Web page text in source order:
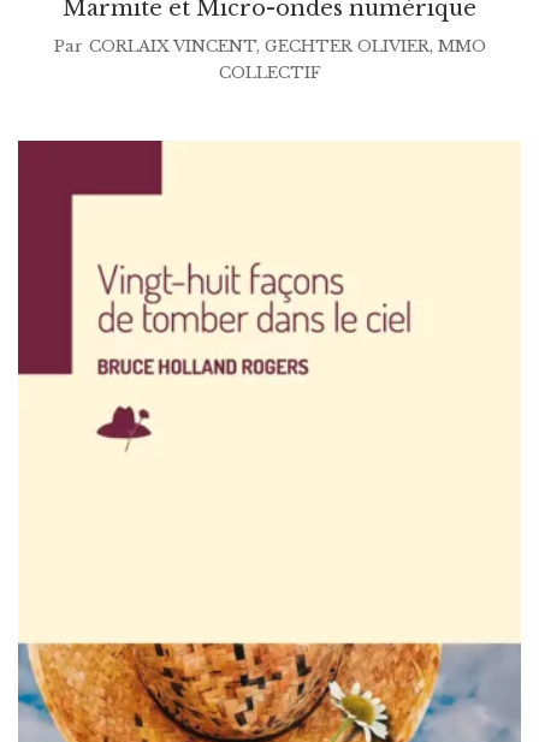
Marmite et Micro-ondes numérique
Par CORLAIX VINCENT, GECHTER OLIVIER, MMO
COLLECTIF